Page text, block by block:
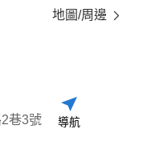
地圖/周邊
巷3號 導航